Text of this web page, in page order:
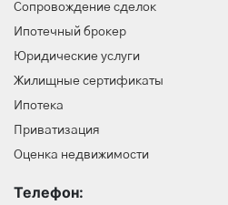
Сопровождение сделок
Ипотечный брокер
Юридические услуги
Жилищные сертификаты
Ипотека
Приватизация
Оценка недвижимости
Телефон: